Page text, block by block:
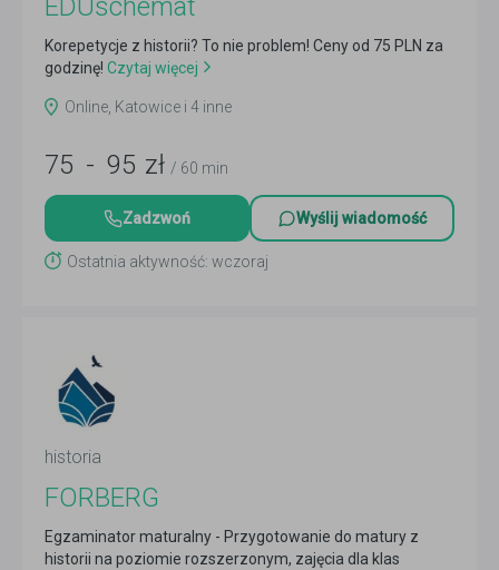
EDUschemat
Korepetycje z historii? To nie problem! Ceny od 75 PLN za
godzinę! Czytaj więcej
Online, Katowice i 4 inne
75 - 95 zł / 60 min
Zadzwoń Wyślij wiadomość
Ostatnia aktywność: wczoraj
historia
FORBERG
Egzaminator maturalny - Przygotowanie do matury z
historii na poziomie rozszerzonym, zajęcia dla klas